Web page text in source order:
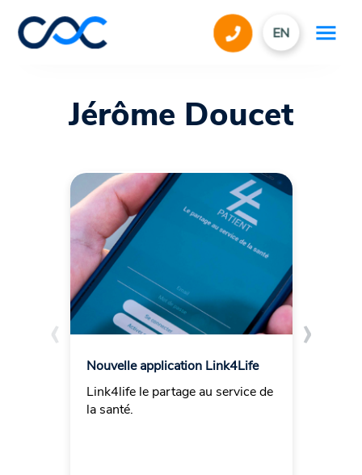
EN
Jérôme Doucet
Nouvelle application Link4Life
Link4life le partage au service de
la santé.
‹ ›